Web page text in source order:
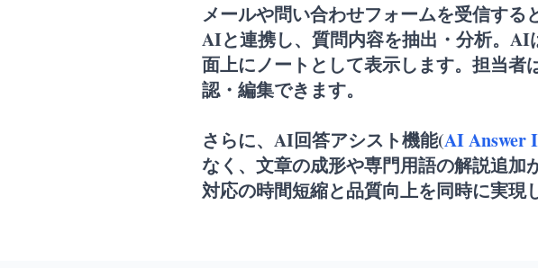
メールや問い合わせフォームを受信すると
AIと連携し、質問内容を抽出・分析。
面上にノートとして表示します。担当
認・編集できます。
さらに、AI回答アシスト機能(AI Answer
なく、文章の成形や専門用語の解説追加
対応の時間短縮と品質向上を同時に実現